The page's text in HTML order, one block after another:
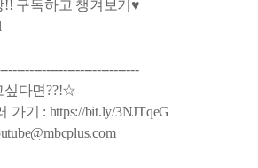
구독하고 챙겨보기♥
싶다면??!☆
가기 : https://bit.ly/3NJTqeG